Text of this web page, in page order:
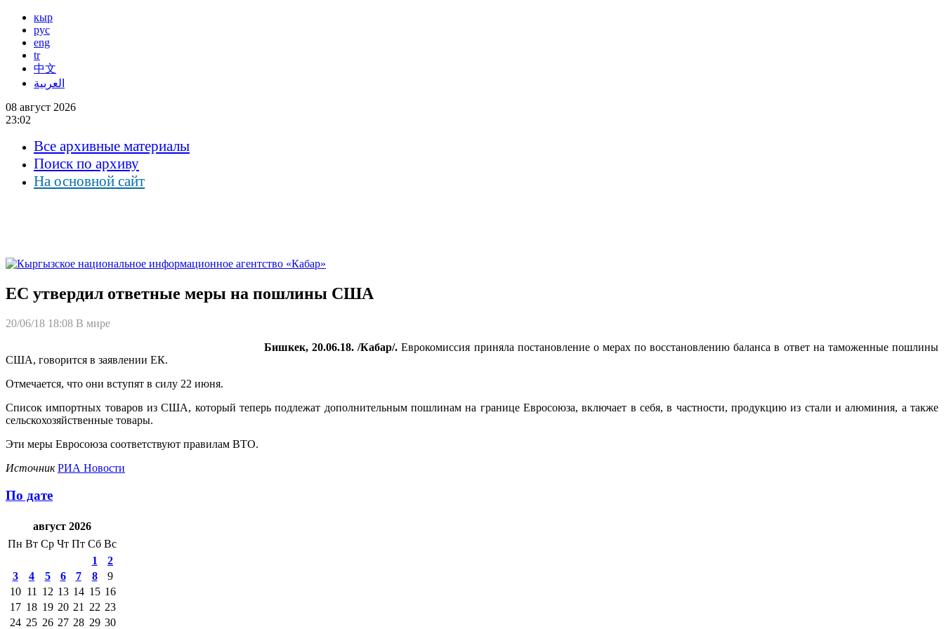
кыр
рус
eng
tr
中文
العربية
08 август 2026
23:02
Все архивные материалы
Поиск по архиву
На основной сайт
ЕС утвердил ответные меры на пошлины США
20/06/18 18:08 В мире
Бишкек, 20.06.18. /Кабар/. Еврокомиссия приняла постановление о мерах по восстановлению баланса в ответ на таможенные пошлины
США, говорится в заявлении ЕК.
Отмечается, что они вступят в силу 22 июня.
Список импортных товаров из США, который теперь подлежат дополнительным пошлинам на границе Евросоюза, включает в себя, в частности, продукцию из стали и алюминия, а также
сельскохозяйственные товары.
Эти меры Евросоюза соответствуют правилам ВТО.
ИсточникРИА Новости
По дате
август 2026
Пн Вт Ср Чт Пт Сб Вс
1
2
3
4 5 6 7 8
9
10 11 12 13 14 15 16
17 18 19 20 21 22 23
24 25 26 27 28 29 30